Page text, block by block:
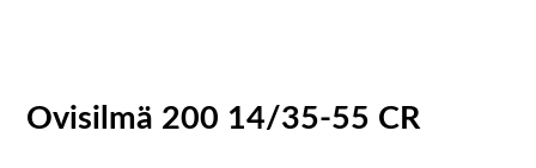
Ovisilmä 200 14/35-55 CR